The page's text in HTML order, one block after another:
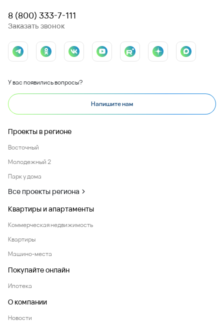
8 (800) 333-7-111
Заказать звонок
У вас появились вопросы?
Напишите нам
Проекты в регионе
Восточный
Молодежный 2
Парк у дома
Все проекты региона
Квартиры и апартаменты
Коммерческая недвижимость
Квартиры
Машино-места
Покупайте онлайн
Ипотека
О компании
Новости